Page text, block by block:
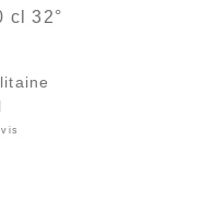
cl 32°